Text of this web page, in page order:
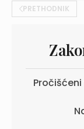
PRETHODNIK
Pročišćeni